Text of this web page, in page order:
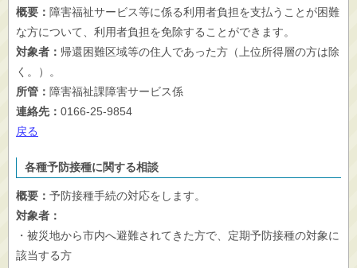
概要： 障害福祉サービス等に係る利用者負担を支払うことが困難
な方について、利用者負担を免除することができます。
対象者： 帰還困難区域等の住人であった方（上位所得層の方は除
く。）。
所管： 障害福祉課障害サービス係
連絡先： 0166-25-9854
戻る
各種予防接種に関する相談
概要： 予防接種手続の対応をします。
対象者：
・被災地から市内へ避難されてきた方で、定期予防接種の対象に
該当する方